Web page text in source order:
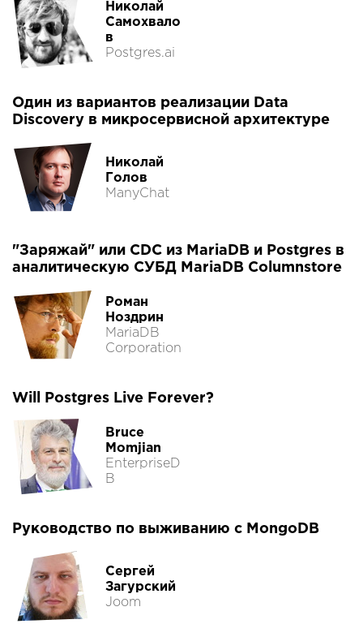
Николай
Самохвало
в
Postgres.ai
Один из вариантов реализации Data
Discovery в микросервисной архитектуре
Николай
Голов
ManyChat
"Заряжай" или CDC из MariaDB и Postgres в
аналитическую СУБД MariaDB Columnstore
Роман
Ноздрин
MariaDB
Corporation
Will Postgres Live Forever?
Bruce
Momjian
EnterpriseD
B
Руководство по выживанию с MongoDB
Сергей
Загурский
Joom